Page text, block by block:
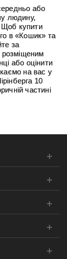
або
людину,
Щоб купити
в «Кошик» та
за
або оцінити
на вас у
10
частині